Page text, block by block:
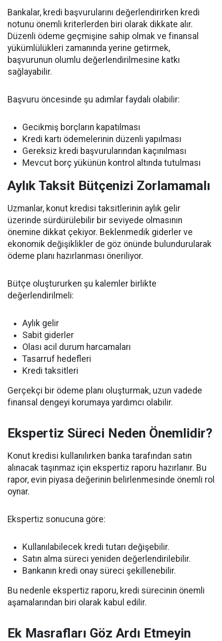
Bankalar, kredi başvurularını değerlendirirken kredi
notunu önemli kriterlerden biri olarak dikkate alır.
Düzenli ödeme geçmişine sahip olmak ve finansal
yükümlülükleri zamanında yerine getirmek,
başvurunun olumlu değerlendirilmesine katkı
sağlayabilir.
Başvuru öncesinde şu adımlar faydalı olabilir:
Gecikmiş borçların kapatılması
Kredi kartı ödemelerinin düzenli yapılması
Gereksiz kredi başvurularından kaçınılması
Mevcut borç yükünün kontrol altında tutulması
Aylık Taksit Bütçenizi Zorlamamalı
Uzmanlar, konut kredisi taksitlerinin aylık gelir
üzerinde sürdürülebilir bir seviyede olmasının
önemine dikkat çekiyor. Beklenmedik giderler ve
ekonomik değişiklikler de göz önünde bulundurularak
ödeme planı hazırlanması öneriliyor.
Bütçe oluştururken şu kalemler birlikte
değerlendirilmeli:
Aylık gelir
Sabit giderler
Olası acil durum harcamaları
Tasarruf hedefleri
Kredi taksitleri
Gerçekçi bir ödeme planı oluşturmak, uzun vadede
finansal dengeyi korumaya yardımcı olabilir.
Ekspertiz Süreci Neden Önemlidir?
Konut kredisi kullanılırken banka tarafından satın
alınacak taşınmaz için ekspertiz raporu hazırlanır. Bu
rapor, evin piyasa değerinin belirlenmesinde önemli rol
oynar.
Ekspertiz sonucuna göre:
Kullanılabilecek kredi tutarı değişebilir.
Satın alma süreci yeniden değerlendirilebilir.
Bankanın kredi onay süreci şekillenebilir.
Bu nedenle ekspertiz raporu, kredi sürecinin önemli
aşamalarından biri olarak kabul edilir.
Ek Masrafları Göz Ardı Etmeyin